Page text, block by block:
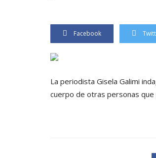
Facebook
La periodista Gisela Galimi
cuerpo de otras personas